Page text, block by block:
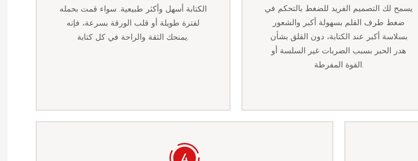
الكتابة أسهل وأكثر طبيعية. سواء قمت بحمله
لفترة طويلة أو قلب الورقة بسرعة، فإنه
يمنحك الثقة والراحة في كل كتابة.
يسمح لك التصميم الفريد للضغط بالتحكم في
ضغط طرف القلم بسهولة أكبر والشعور
بسلاسة أكبر عند الكتابة، دون القلق بشأن
هدر الحبر بسبب الضربات غير السلسة أو
القوة المفرطة.